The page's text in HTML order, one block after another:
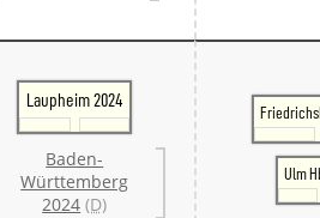
Laupheim 2024
Baden-
Württemberg
2024 (D)
Ulm